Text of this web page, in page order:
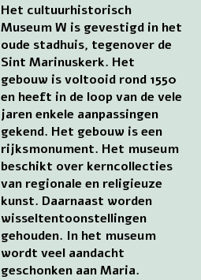
Het cultuurhistorisch
Museum W is gevestigd in het
oude stadhuis, tegenover de
Sint Marinuskerk. Het
gebouw is voltooid rond 1550
en heeft in de loop van de vele
jaren enkele aanpassingen
gekend. Het gebouw is een
rijksmonument. Het museum
beschikt over kerncollecties
van regionale en religieuze
kunst. Daarnaast worden
wisseltentoonstellingen
gehouden. In het museum
wordt veel aandacht
geschonken aan Maria.